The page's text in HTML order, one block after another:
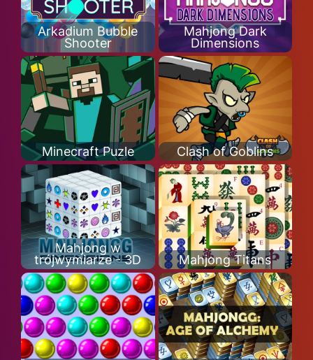
Arkadium Bubble
Shooter
Mahjong Dark
Dimensions
Minecraft Puzle Clash of Goblins
Mahjong w
trójwymiarze - 3D
Mahjong Titans